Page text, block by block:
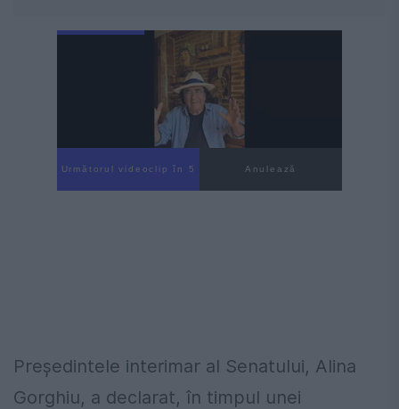
Următorul videoclip în 4 Anulează
Preşedintele interimar al Senatului, Alina
Gorghiu, a declarat, în timpul unei